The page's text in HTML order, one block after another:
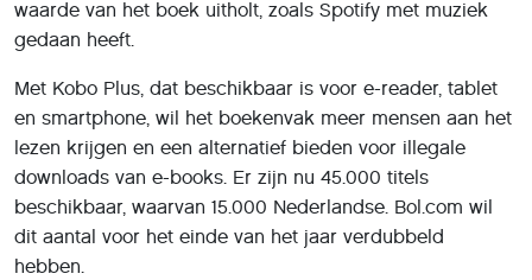
waarde van het boek uitholt, zoals Spotify met muziek
gedaan heeft.
Met Kobo Plus, dat beschikbaar is voor e-reader, tablet
en smartphone, wil het boekenvak meer mensen aan het
lezen krijgen en een alternatief bieden voor illegale
downloads van e-books. Er zijn nu 45.000 titels
beschikbaar, waarvan 15.000 Nederlandse. Bol.com wil
dit aantal voor het einde van het jaar verdubbeld
hebben.